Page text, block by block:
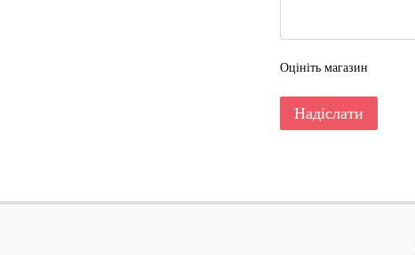
Оцініть магазин
Надіслати